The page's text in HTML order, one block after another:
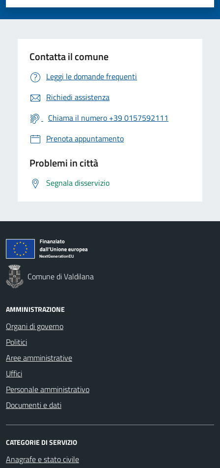
Valuta 5 stelle su 5
Valuta 4 stelle su 5
Valuta 3 stelle su 5
Valuta 2 stelle su 5
Valuta 1 stelle su 5
Contatta il comune
Leggi le domande frequenti
Richiedi assistenza
Chiama il numero +39 0157592111
Prenota appuntamento
Problemi in città
Segnala disservizio
Comune di Valdilana
AMMINISTRAZIONE
Organi di governo
Politici
Aree amministrative
Uffici
Personale amministrativo
Documenti e dati
CATEGORIE DI SERVIZIO
Anagrafe e stato civile